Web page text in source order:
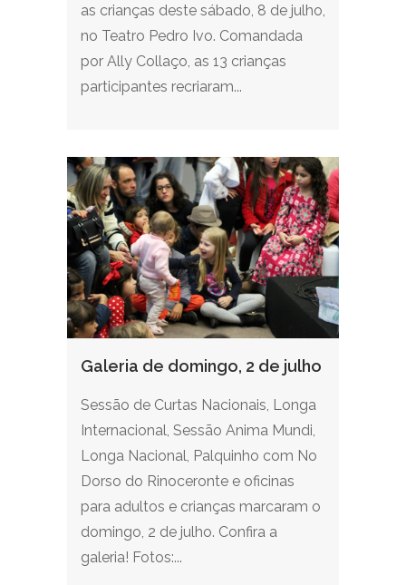
as crianças deste sábado, 8 de julho,
no Teatro Pedro Ivo. Comandada
por Ally Collaço, as 13 crianças
participantes recriaram...
Galeria de domingo, 2 de julho
Sessão de Curtas Nacionais, Longa
Internacional, Sessão Anima Mundi,
Longa Nacional, Palquinho com No
Dorso do Rinoceronte e oficinas
para adultos e crianças marcaram o
domingo, 2 de julho. Confira a
galeria! Fotos:...